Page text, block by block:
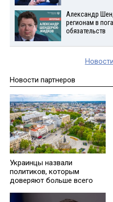
Александр
регионам в
обязательств
Новости партнеров
Украинцы назвали
политиков, которым
доверяют больше всего